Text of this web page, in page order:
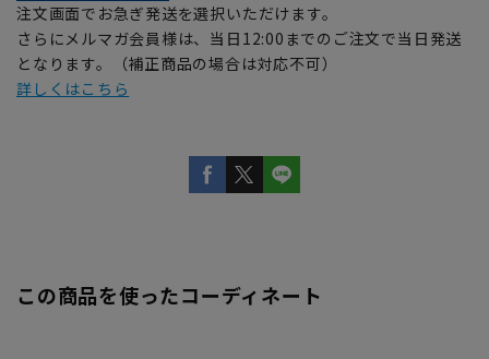
注文画面でお急ぎ発送を選択いただけます。
さらにメルマガ会員様は、当日12:00までのご注文で当日発送
となります。（補正商品の場合は対応不可）
詳しくはこちら
この商品を使ったコーディネート